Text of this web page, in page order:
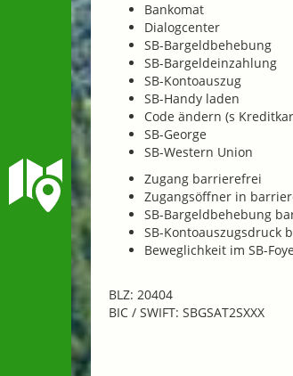
Bankomat
Dialogcenter
SB-Bargeldbehebung
SB-Bargeldeinzahlung
SB-Kontoauszug
SB-Handy laden
Code ändern (s
SB-George
SB-Western Union
Zugang barrierefrei
Zugangsöffner in
SB-Bargeldbehebung
SB-Kontoauszugsdruck
Beweglichkeit im SB-
BLZ: 20404
BIC / SWIFT: SBGSAT2SXXX